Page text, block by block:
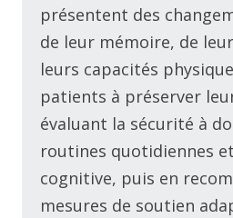
présentent des
de leur mémoire, de
leurs capacités
patients à préserver
évaluant la sécurité à
routines quotidiennes
cognitive, puis en
mesures de soutien